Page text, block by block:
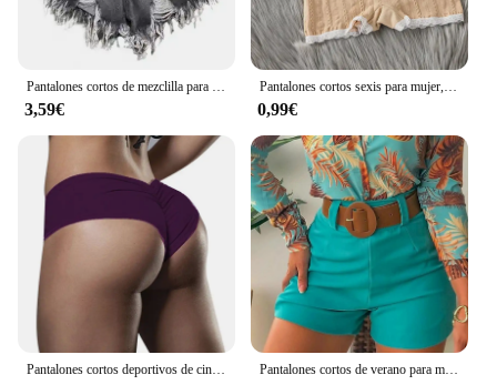
Pantalones cortos de mezclilla para mujer, Vaqueros rasgados con borlas, de cintura alta, sexys, de verano
3,59€
Pantalones cortos sexis para mujer, pantalones cortos sin costuras de encaje, pantalones de seguridad para vestido, bragas, falda, pantalones cortos, ropa interior para mujer, Boxers de alta elasticidad
0,99€
Pantalones cortos deportivos de cintura alta para mujer, Shorts elásticos para glúteos, Sexy, de licra, para entrenamiento y gimnasio Pantalones cortos de verano para mujer, pantalones cortos informales de Color sólido con cintura alta y cierre de cremallera trasera, pantalones cortos ajustados cómodos elásticos ajustados para mujer